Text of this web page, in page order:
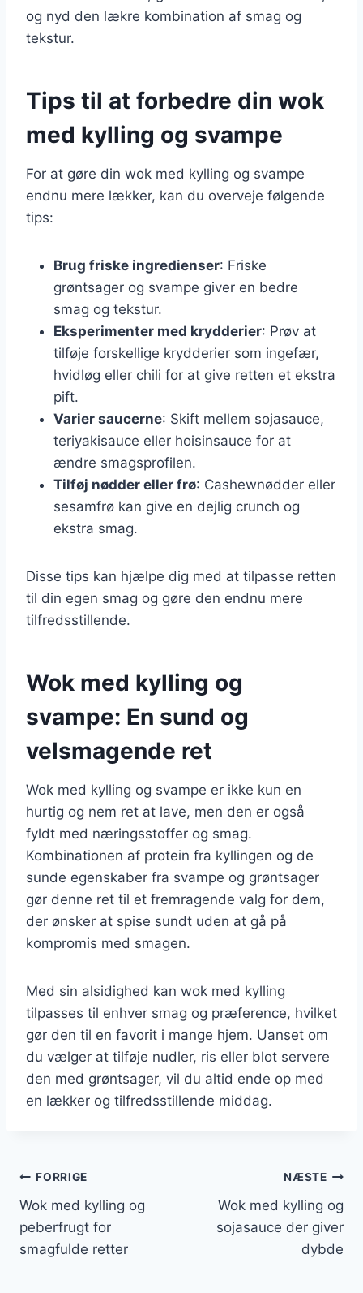
og nyd den lækre kombination af smag og
tekstur.
Tips til at forbedre din wok
med kylling og svampe
For at gøre din wok med kylling og svampe
endnu mere lækker, kan du overveje følgende
tips:
Brug friske ingredienser: Friske
grøntsager og svampe giver en bedre
smag og tekstur.
Eksperimenter med krydderier: Prøv at
tilføje forskellige krydderier som ingefær,
hvidløg eller chili for at give retten et ekstra
pift.
Varier saucerne: Skift mellem sojasauce,
teriyakisauce eller hoisinsauce for at
ændre smagsprofilen.
Tilføj nødder eller frø: Cashewnødder eller
sesamfrø kan give en dejlig crunch og
ekstra smag.
Disse tips kan hjælpe dig med at tilpasse retten
til din egen smag og gøre den endnu mere
tilfredsstillende.
Wok med kylling og
svampe: En sund og
velsmagende ret
Wok med kylling og svampe er ikke kun en
hurtig og nem ret at lave, men den er også
fyldt med næringsstoffer og smag.
Kombinationen af protein fra kyllingen og de
sunde egenskaber fra svampe og grøntsager
gør denne ret til et fremragende valg for dem,
der ønsker at spise sundt uden at gå på
kompromis med smagen.
Med sin alsidighed kan wok med kylling
tilpasses til enhver smag og præference, hvilket
gør den til en favorit i mange hjem. Uanset om
du vælger at tilføje nudler, ris eller blot servere
den med grøntsager, vil du altid ende op med
en lækker og tilfredsstillende middag.
Indlægsnavigation
FORRIGE
Wok med kylling og
peberfrugt for
smagfulde retter
NÆSTE
Wok med kylling og
sojasauce der giver
dybde